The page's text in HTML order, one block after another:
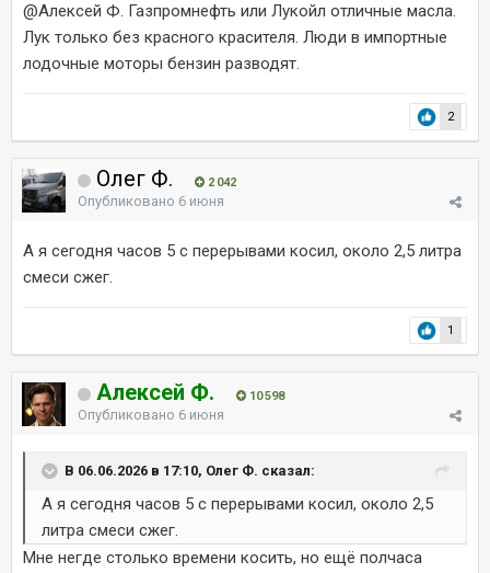
@Алексей Ф. Газпромнефть или Лукойл отличные масла.
Лук только без красного красителя. Люди в импортные
лодочные моторы бензин разводят.
2
Олег Ф. 2 042
Опубликовано 6 июня
А я сегодня часов 5 с перерывами косил, около 2,5 литра
смеси сжег.
1
Алексей Ф. 10 598
Опубликовано 6 июня
В 06.06.2026 в 17:10, Олег Ф. сказал:
А я сегодня часов 5 с перерывами косил, около 2,5
литра смеси сжег.
Мне негде столько времени косить, но ещё полчаса